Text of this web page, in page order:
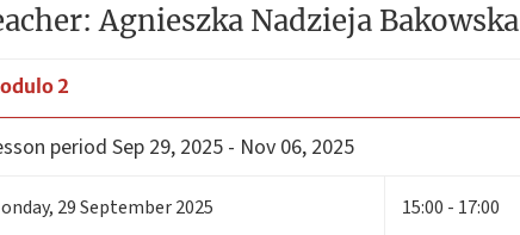
Agnieszka Nadzieja Bakowska
2
periodSep 29, 2025 - Nov 06, 2025
, 29September 2025 15:00 - 17:00